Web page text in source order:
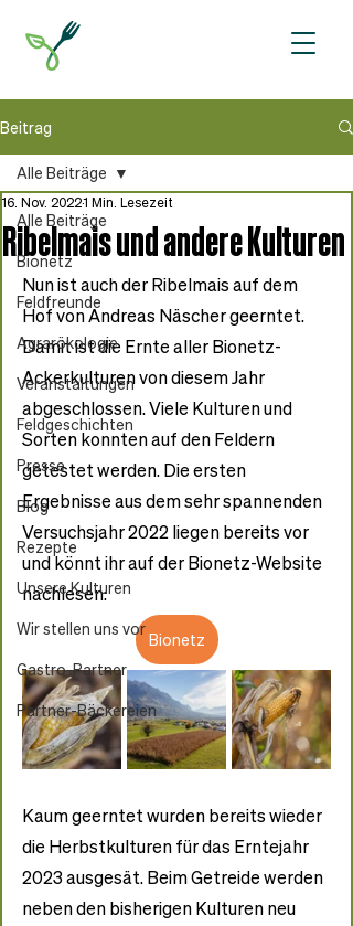
Beitrag
Alle Beiträge
Bionetz
Feldfreunde
Agrarökologie
Veranstaltungen
Feldgeschichten
Presse
Blog
Rezepte
Unsere Kulturen
Wir stellen uns vor
Gastro-Partner
Partner-Bäckereien
Alle Beiträge
Ribelmais und andere Kulturen
16. Nov. 20221 Min. Lesezeit
Nun ist auch der Ribelmais auf dem
Hof von Andreas Näscher geerntet.
Damit ist die Ernte aller Bionetz-
Ackerkulturen von diesem Jahr
abgeschlossen. Viele Kulturen und
Sorten konnten auf den Feldern
getestet werden. Die ersten
Ergebnisse aus dem sehr spannenden
Versuchsjahr 2022 liegen bereits vor
und könnt ihr auf der Bionetz-Website
nachlesen:
Bionetz
Kaum geerntet wurden bereits wieder
die Herbstkulturen für das Erntejahr
2023 ausgesät. Beim Getreide werden
neben den bisherigen Kulturen neu